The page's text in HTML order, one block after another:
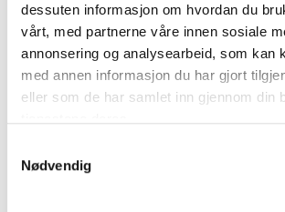
dessuten informasjon om hvordan du
vårt, med partnerne våre innen sosiale
annonsering og analysearbeid, som kan
med annen informasjon du har gjort
eller som de har samlet inn gjennom din
Nødvendig
Varenummer: NS4801B2-130
Kategorier: Reimskiver